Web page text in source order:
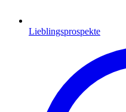
Lieblingsprospekte